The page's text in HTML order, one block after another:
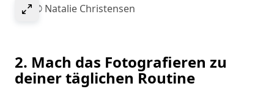
Select to expand image
Bild © Natalie Christensen
2. Mach das Fotografieren zu
deiner täglichen Routine